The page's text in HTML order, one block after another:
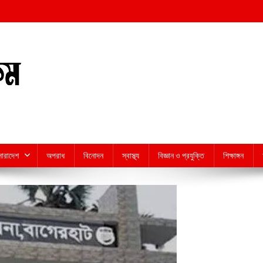
অপরাধ বিনোদন স্বাস্থ্য বিজ্ঞান ও প্রযুক্তি শিক্ষাঙ্গন